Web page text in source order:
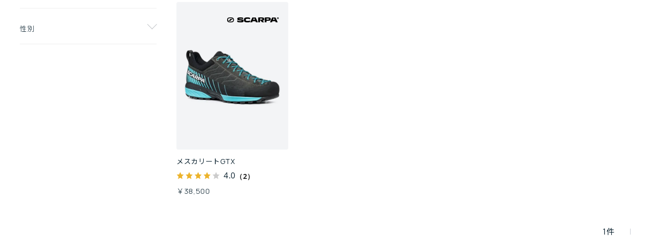
性別
メスカリートGTX
4.0 （2）
￥38,500
1件